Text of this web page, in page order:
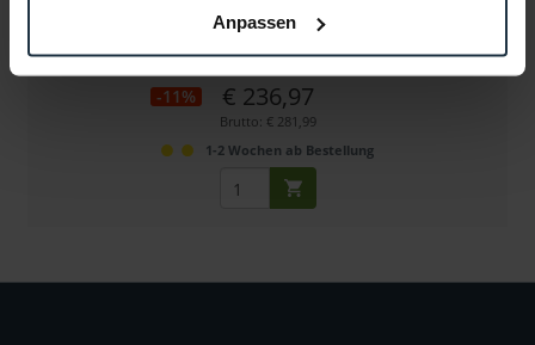
Anpassen
für Stativ flowtech 75
-11% € 236,97
Brutto: € 281,99
1-2 Wochen ab Bestellung